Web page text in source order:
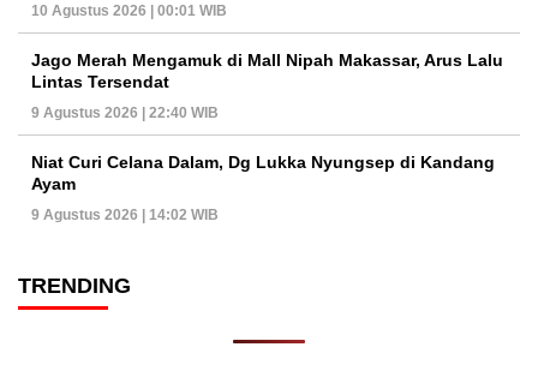
10 Agustus 2026 | 00:01 WIB
Jago Merah Mengamuk di Mall Nipah Makassar, Arus Lalu
Lintas Tersendat
9 Agustus 2026 | 22:40 WIB
Niat Curi Celana Dalam, Dg Lukka Nyungsep di Kandang
Ayam
9 Agustus 2026 | 14:02 WIB
TRENDING